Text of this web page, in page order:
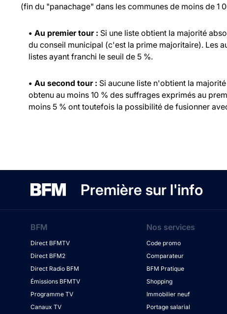
(fin du "panachage" dans les communes de moins de 1
• Au premier tour : Si une liste obtient la majorité
du conseil municipal (c'est la prime majoritaire). Les
listes ayant franchi le seuil de 5 %.
• Au second tour : Si aucune liste n'obtient la
obtenu au moins 10 % des suffrages exprimés au
moins 5 % ont toutefois la possibilité de fusionner
Première sur l'info
BFM
Direct BFMTV
Direct BFM2
Direct Radio BFM
Émissions BFMTV
Programme TV
Canaux TV
Nos services
Code promo
Comparateur
BFM Pratique
Shopping
Immobilier neuf
Portage salarial